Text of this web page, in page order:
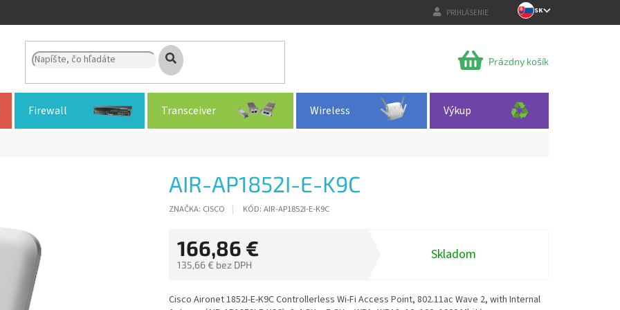
PRIHLÁSENIE SK
NÁKUPNÝ
Prázdny košík
Firewall Transceiver Wireless Výkup
AIR-AP1852I-E-K9C
ZNAČKA: CISCO KÓD: AIR-AP1852I-E-K9C
166,86 €
135,66 € bez DPH
cena:
Skladom
Cisco Aironet 1852I-E-K9C Controllerless Wi-Fi Access Point, 802.11ac Wave 2, with Internal